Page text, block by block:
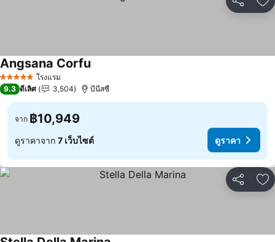
แชร์ เ
5 ดาว โรงแรม
Angsana Corfu
9.3 ดีเลิศ 3,504 บีนีสซื
จาก ฿10,949
ดูราคาจาก 7 เว็บไซต์ ดูราคา
แชร์ เ